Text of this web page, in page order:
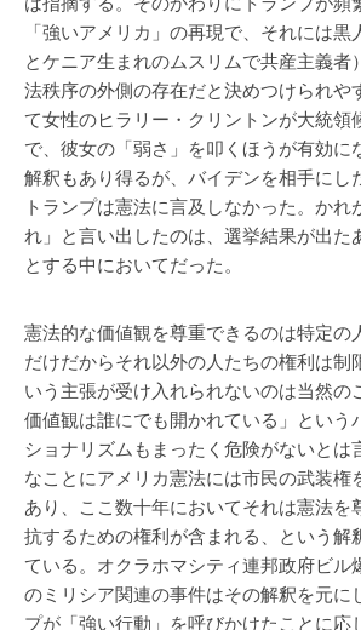
「強いアメリカ」の再現で、それには黒
とケニア生まれのムスリムで共産主義者
法秩序の外側の存在だと決めつけられや
て女性のヒラリー・クリントンが大統領
で、彼女の「弱さ」を叩くほうが有効に
解釈もあり得るが、バイデンを相手にし
トランプは憲法に言及しなかった。かれ
れ」と言い出したのは、選挙結果が出た
とする中においてだった。
憲法的な価値観を尊重できるのは特定の
だけだからそれ以外の人たちの権利は制
いう主張が受け入れられないのは当然の
価値観は誰にでも開かれている」という
ショナリズムもまったく危険がないとは
なことにアメリカ憲法には市民の武装権
あり、ここ数十年においてそれは憲法を
抗するための権利が含まれる、という解
ている。オクラホマシティ連邦政府ビル
のミリシア関連の事件はその解釈を元に
プが「強い行動」を呼びかけたことに応